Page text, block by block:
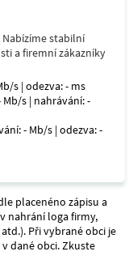
stabilní
a firemní zákazníky
s | odezva: - ms
Mb/s | nahrávání: -
- Mb/s | odezva: -
placenéno zápisu a
nahrání loga firmy,
Při vybrané obci je
dané obci. Zkuste